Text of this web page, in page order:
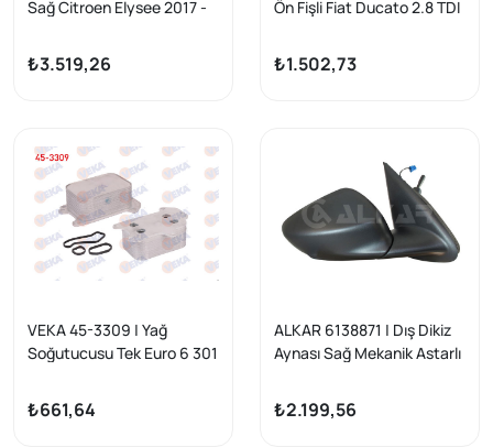
Sağ Citroen Elysee 2017 -
₺3.519,26
Ön Fişli Fiat Ducato 2.8 TDI
JTD 2002-2006 / Ducato
2.0 JTD 2002-2006 /
/ Jumper II 2.8 HDI 2002-
₺1.502,73
VEKA 45-3309 | Yağ
Soğutucusu Tek Euro 6 301
Blue HDI-13-21 / 508 1.6
Blue HDI 14-18 / 3008 1.6
₺661,64
ALKAR 6138871 | Dış Dikiz
Aynası Sağ Mekanik Astarlı
Elysee 2012-/ Peugeot 301
2012 -
₺2.199,56